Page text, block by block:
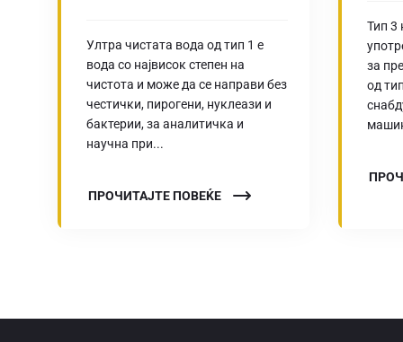
Ултра чистата вода од тип 1 е
вода со највисок степен на
чистота и може да се направи без
честички, пирогени, нуклеази и
бактерии, за аналитичка и
научна при...
ПРОЧИТАЈТЕ ПОВЕЌЕ
Тип 3
за
од